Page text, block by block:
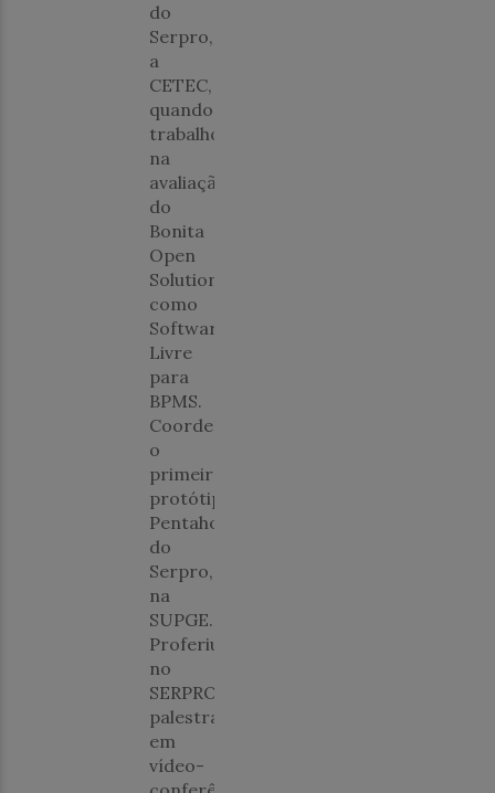
do
Serpro,
a
CETEC,
quando
trabalhou
na
avaliação
do
Bonita
Open
Solution
como
Software
Livre
para
BPMS.
Coordenou
o
primeiro
protótipo
Pentaho
do
Serpro,
na
SUPGE.
Proferiu,
no
SERPRO,
palestra
em
vídeo-